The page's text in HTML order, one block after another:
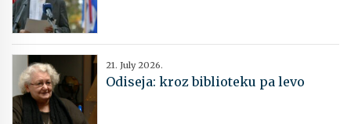
21. July 2026.
Odiseja: kroz biblioteku pa levo